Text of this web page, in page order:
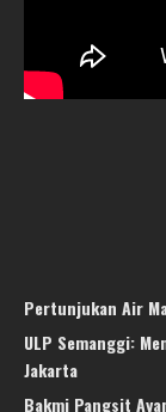
Pertunjukan Air
ULP Semanggi:
Jakarta
Bakmi Pangsit